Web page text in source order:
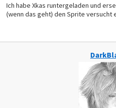
Ich habe Xkas runtergeladen und
(wenn das geht) den Sprite versucht